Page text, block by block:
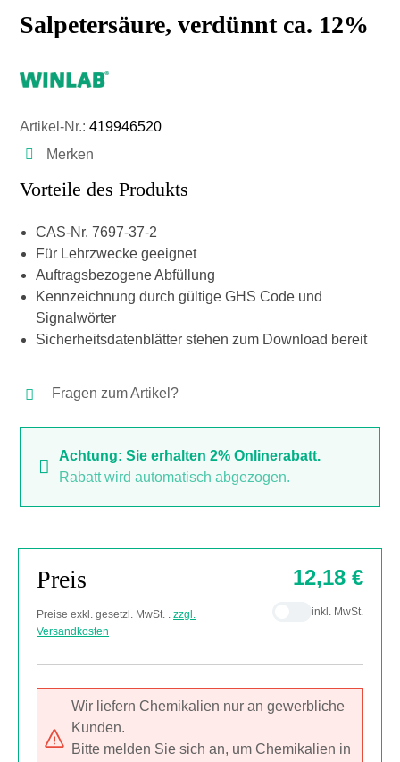
Salpetersäure, verdünnt ca. 12%
Artikel-Nr.: 419946520
Merken
Vorteile des Produkts
CAS-Nr. 7697-37-2
Für Lehrzwecke geeignet
Auftragsbezogene Abfüllung
Kennzeichnung durch gültige GHS Code und
Signalwörter
Sicherheitsdatenblätter stehen zum Download bereit
Fragen zum Artikel?
Achtung: Sie erhalten 2% Onlinerabatt.
Rabatt wird automatisch abgezogen.
Preis
Preise exkl. gesetzl. MwSt. . zzgl.
Versandkosten
12,18 €
inkl. MwSt.
Wir liefern Chemikalien nur an gewerbliche
Kunden.
Bitte melden Sie sich an, um Chemikalien in